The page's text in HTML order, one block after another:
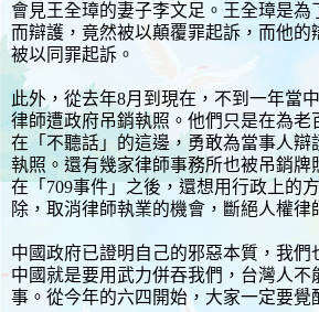
會見王全璋的妻子李文足。王全璋是為
而辯護，竟然被以顛覆罪起訴，而他的
被以同罪起訴。
此外，從去年8月到現在，不到一年當
律師遭政府吊銷執照。他們只是在為老
在「不聽話」的這邊，勇敢為當事人辯
執照。還有幾家律師事務所也被吊銷牌
在「709事件」之後，還想用行政上的
除，取消律師執業的機會，斷絕人權律
中國政府已證明自己的邪惡本質，我們
中國就是要用武力併吞我們，台灣人不
事。從今年的六四開始，大家一定要覺